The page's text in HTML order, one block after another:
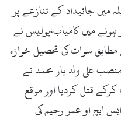
میں جائیداد کے تنازعے پر
ہونے میں کامیاب،پولیس نے
سوات کی تحصیل خوازہ
علی ولد یار محمد نے
قتل کردیا اور موقع
ایچ او عمر رحیم کی